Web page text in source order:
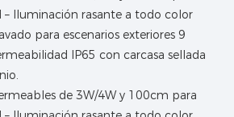
IP65 con carcasa sellada